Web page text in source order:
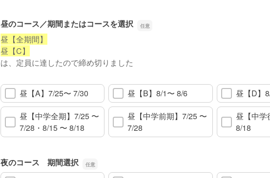
昼のコース／期間またはコースを選択
昼【全期間】
昼【C】
は、定員に達したので締め切りました
昼【A】7/25〜 7/30 昼【B】8/1〜 8/6 昼【D】
昼【中学全期】7/25 〜
7/28・8/15 〜 8/18
昼【中学前期】7/25 〜
7/28
昼【中学
8/18
夜のコース 期間選択